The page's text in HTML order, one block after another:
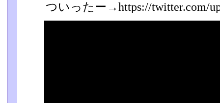
ついったー→https://twitter.com/